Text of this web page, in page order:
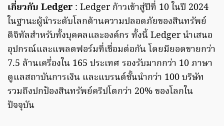
เกี่ยวกับ Ledger : Ledger ก้าวเข้าสู่ปีที่ 10 ในปี 2024
ในฐานะผู้นำระดับโลกด้านความปลอดภัยของสินทรัพย์
ดิจิทัลสำหรับทั้งบุคคลและองค์กร ทั้งนี้ Ledger นำเสนอ
อุปกรณ์และแพลตฟอร์มที่เชื่อมต่อกัน โดยมียอดขายกว่า
7.5 ล้านเครื่องใน 165 ประเทศ รองรับมากกว่า 10 ภาษา
ดูแลสถาบันการเงิน และแบรนด์ชั้นนำกว่า 100 บริษัท
รวมถึงปกป้องสินทรัพย์คริปโตกว่า 20% ของโลกใน
ปัจจุบัน